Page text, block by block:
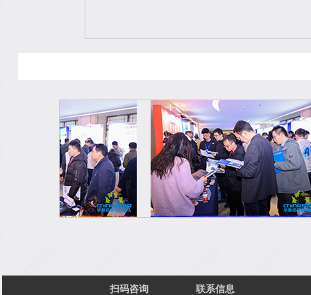
扫码咨询 联系信息